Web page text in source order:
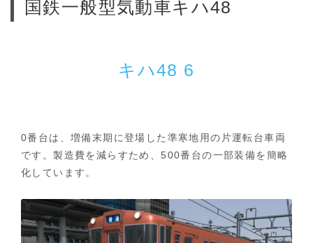
国鉄一般型気動車キハ48
キハ48 6
0番台は、増備末期に登場した準寒地用の片運転台車両
です。製造費を減らすため、500番台の一部装備を簡略
化しています。